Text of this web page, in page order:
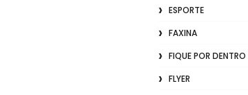
ESPORTE
FAXINA
FIQUE POR DENTRO
FLYER